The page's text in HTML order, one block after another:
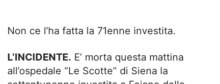
Non ce l’ha fatta la 71enne investita.
L’INCIDENTE. E’ morta questa mattina
all’ospedale “Le Scotte” di Siena la